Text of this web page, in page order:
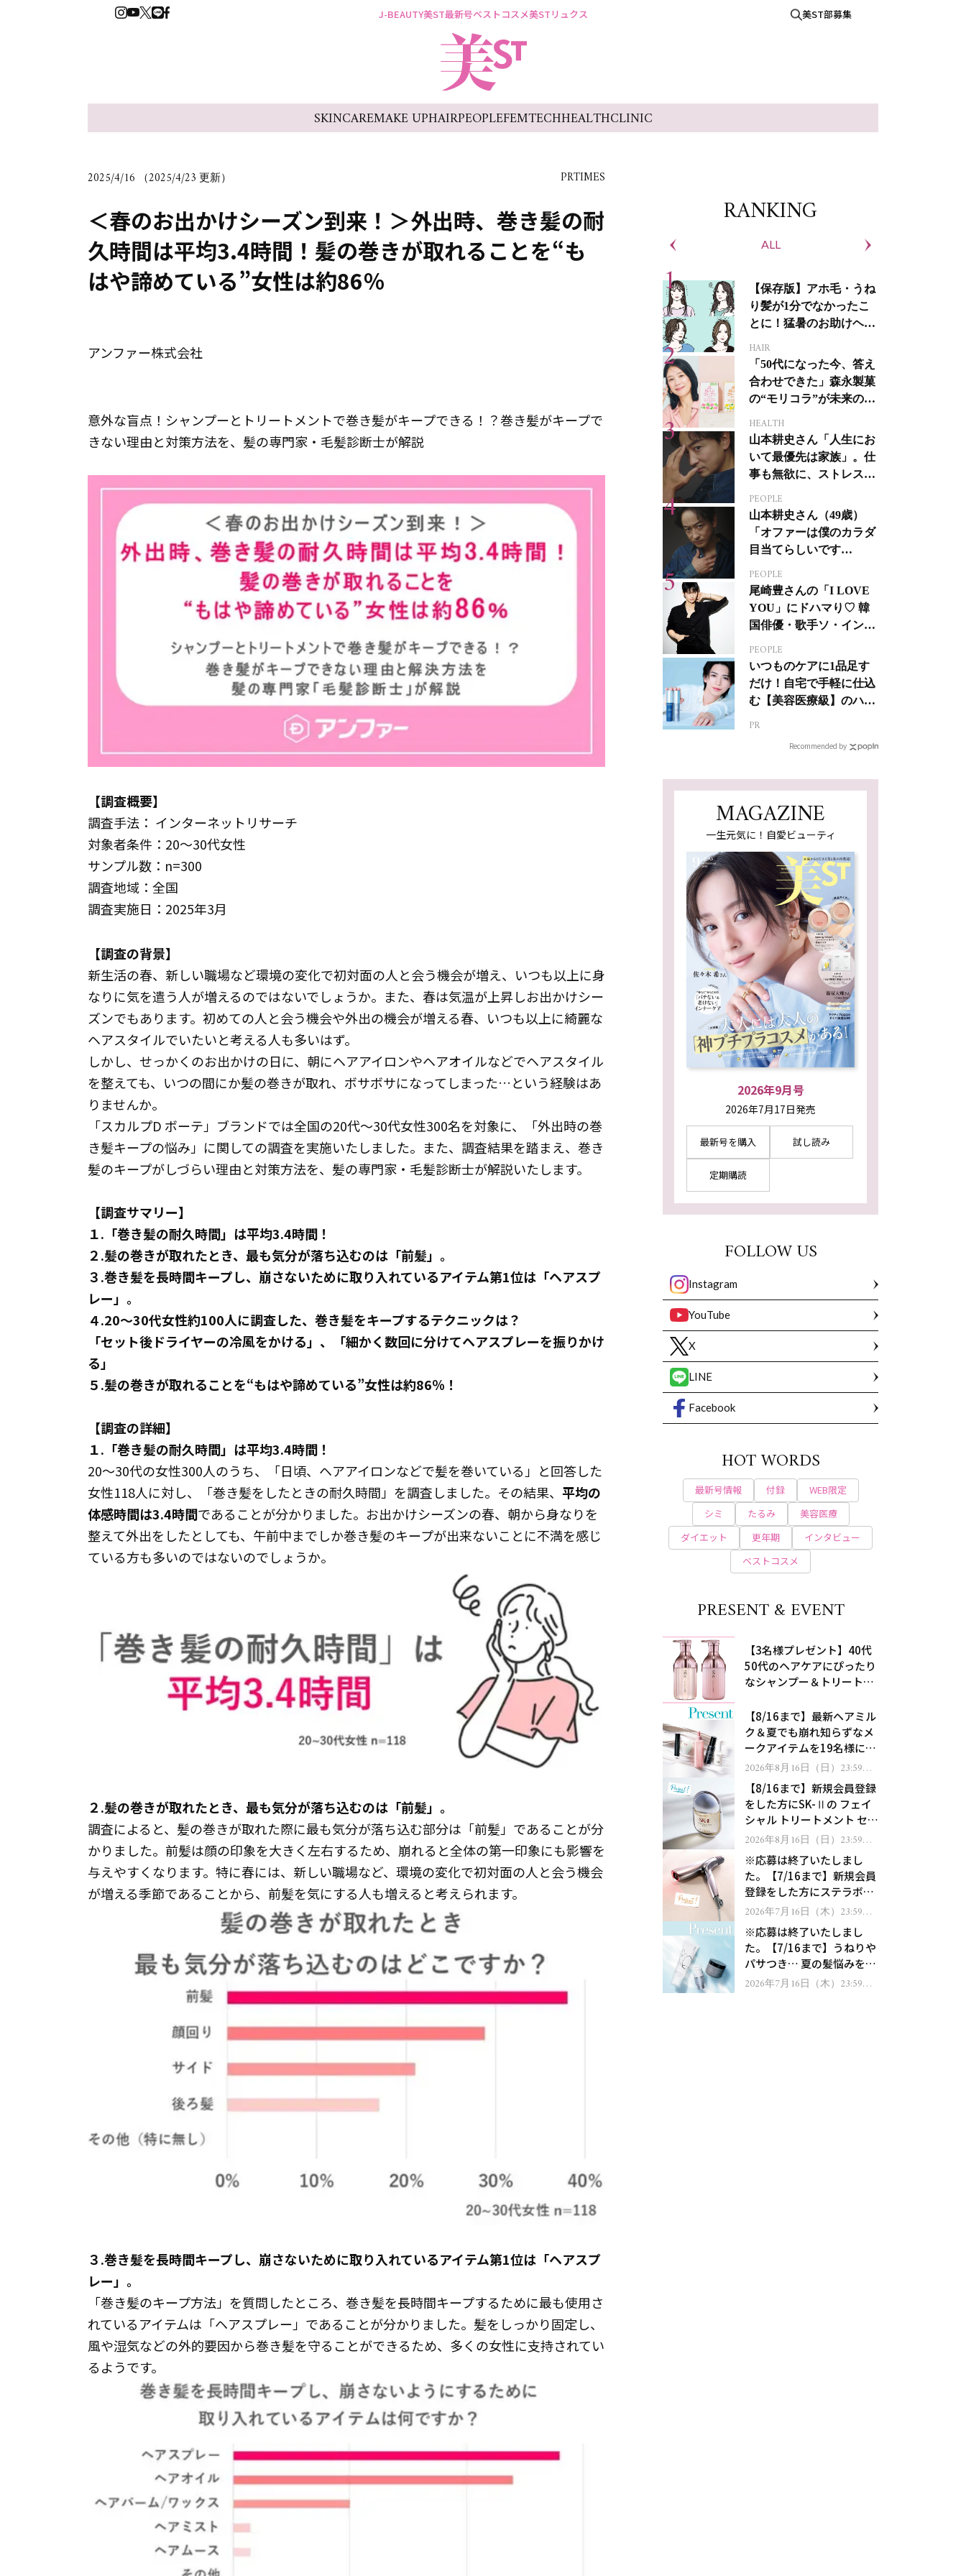
J-BEAUTY美ST最新号ベストコスメ美STリュクス 美ST部募集
SKINCAREMAKE UPHAIRPEOPLEFEMTECHHEALTHCLINIC
2025/4/16 （2025/4/23 更新） PRTIMES
＜春のお出かけシーズン到来！＞外出時、巻き髪の耐
久時間は平均3.4時間！髪の巻きが取れることを“も
はや諦めている”女性は約86％
アンファー株式会社
意外な盲点！シャンプーとトリートメントで巻き髪がキープできる！？巻き髪がキープで
きない理由と対策方法を、髪の専門家・毛髪診断士が解説
【調査概要】
調査手法： インターネットリサーチ
対象者条件：20～30代女性
サンプル数：n=300
調査地域：全国
調査実施日：2025年3月
【調査の背景】
新生活の春、新しい職場など環境の変化で初対面の人と会う機会が増え、いつも以上に身
なりに気を遣う人が増えるのではないでしょうか。また、春は気温が上昇しお出かけシー
ズンでもあります。初めての人と会う機会や外出の機会が増える春、いつも以上に綺麗な
ヘアスタイルでいたいと考える人も多いはず。
しかし、せっかくのお出かけの日に、朝にヘアアイロンやヘアオイルなどでヘアスタイル
を整えても、いつの間にか髪の巻きが取れ、ボサボサになってしまった…という経験はあ
りませんか。
「スカルプD ボーテ」ブランドでは全国の20代～30代女性300名を対象に、「外出時の巻
き髪キープの悩み」に関しての調査を実施いたしました。また、調査結果を踏まえ、巻き
髪のキープがしづらい理由と対策方法を、髪の専門家・毛髪診断士が解説いたします。
【調査サマリー】
１.「巻き髪の耐久時間」は平均3.4時間！
２.髪の巻きが取れたとき、最も気分が落ち込むのは「前髪」。
３.巻き髪を長時間キープし、崩さないために取り入れているアイテム第1位は「ヘアスプ
レー」。
４.20～30代女性約100人に調査した、巻き髪をキープするテクニックは？
「セット後ドライヤーの冷風をかける」、「細かく数回に分けてヘアスプレーを振りかけ
る」
５.髪の巻きが取れることを“もはや諦めている”女性は約86％！
【調査の詳細】
１.「巻き髪の耐久時間」は平均3.4時間！
20～30代の女性300人のうち、「日頃、ヘアアイロンなどで髪を巻いている」と回答した
女性118人に対し、「巻き髪をしたときの耐久時間」を調査しました。その結果、 平均の
体感時間は3.4時間であることが分かりました。お出かけシーズンの春、朝から身なりを
整えて外出をしたとしても、午前中までしか巻き髪のキープが出来ないことに不満を感じ
ている方も多いのではないのでしょうか。
２.髪の巻きが取れたとき、最も気分が落ち込むのは「前髪」。
調査によると、髪の巻きが取れた際に最も気分が落ち込む部分は「前髪」であることが分
かりました。前髪は顔の印象を大きく左右するため、崩れると全体の第一印象にも影響を
与えやすくなります。特に春には、新しい職場など、環境の変化で初対面の人と会う機会
が増える季節であることから、前髪を気にする人も増えると考えられます。
３.巻き髪を長時間キープし、崩さないために取り入れているアイテム第1位は「ヘアスプ
レー」。
「巻き髪のキープ方法」を質問したところ、巻き髪を長時間キープするために最も使用さ
れているアイテムは「ヘアスプレー」であることが分かりました。髪をしっかり固定し、
風や湿気などの外的要因から巻き髪を守ることができるため、多くの女性に支持されてい
るようです。
RANKING
ALL
【保存版】アホ毛・うね
り髪が1分でなかったこ
とに！猛暑のお助けヘア
HAIR
「50代になった今、答え
合わせできた」森永製菓
の“モリコラ”が未来のキ
HEALTH
山本耕史さん「人生にお
いて最優先は家族」。仕
事も無欲に、ストレスを
PEOPLE
山本耕史さん（49歳）
「オファーは僕のカラダ
目当てらしいです
ジカルへの挑戦
PEOPLE
尾崎豊さんの「I LOVE
YOU」にドハマり♡ 韓
国俳優・歌手ソ・イング
人生って？
PEOPLE
いつものケアに1品足す
だけ！自宅で手軽に仕込
む【美容医療級】のハリ
PR
Recommended by
MAGAZINE
一生元気に！自愛ビューティ
2026年9月号
2026年7月17日発売
最新号を購入 試し読み
定期購読
FOLLOW US
Instagram
YouTube
X
LINE
Facebook
HOT WORDS
最新号情報 付録
WEB限定
シミ
たるみ
美容医療
ダイエット
更年期
インタビュー
ベストコスメ
PRESENT & EVENT
【3名様プレゼント】40代
50代のヘアケアにぴったり
なシャンプー＆トリートメ
処！
【8/16まで】最新ヘアミル
ク＆夏でも崩れ知らずなメ
ークアイテムを19名様にプ
レゼント！
2026年8月16日（日）23:59ま
で【8/16まで】新規会員登録
をした方にSK-Ⅱの フェイ
シャル トリートメント セラ
ムをプレゼント！
2026年8月16日（日）23:59ま
※応募は終了いたしまし
た。【7/16まで】新規会員
登録をした方にステラボー
テのシャインリバース ヘア
ゼント！
2026年7月16日（木）23:59ま
※応募は終了いたしまし
た。【7/16まで】うねりや
パサつき… 夏の髪悩みを解
消するヘアケアアイテムを
2026年7月16日（木）23:59ま